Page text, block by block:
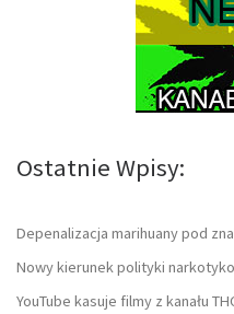
Ostatnie Wpisy:
Depenalizacja marihuany pod
Nowy kierunek polityki
YouTube kasuje filmy z kanału